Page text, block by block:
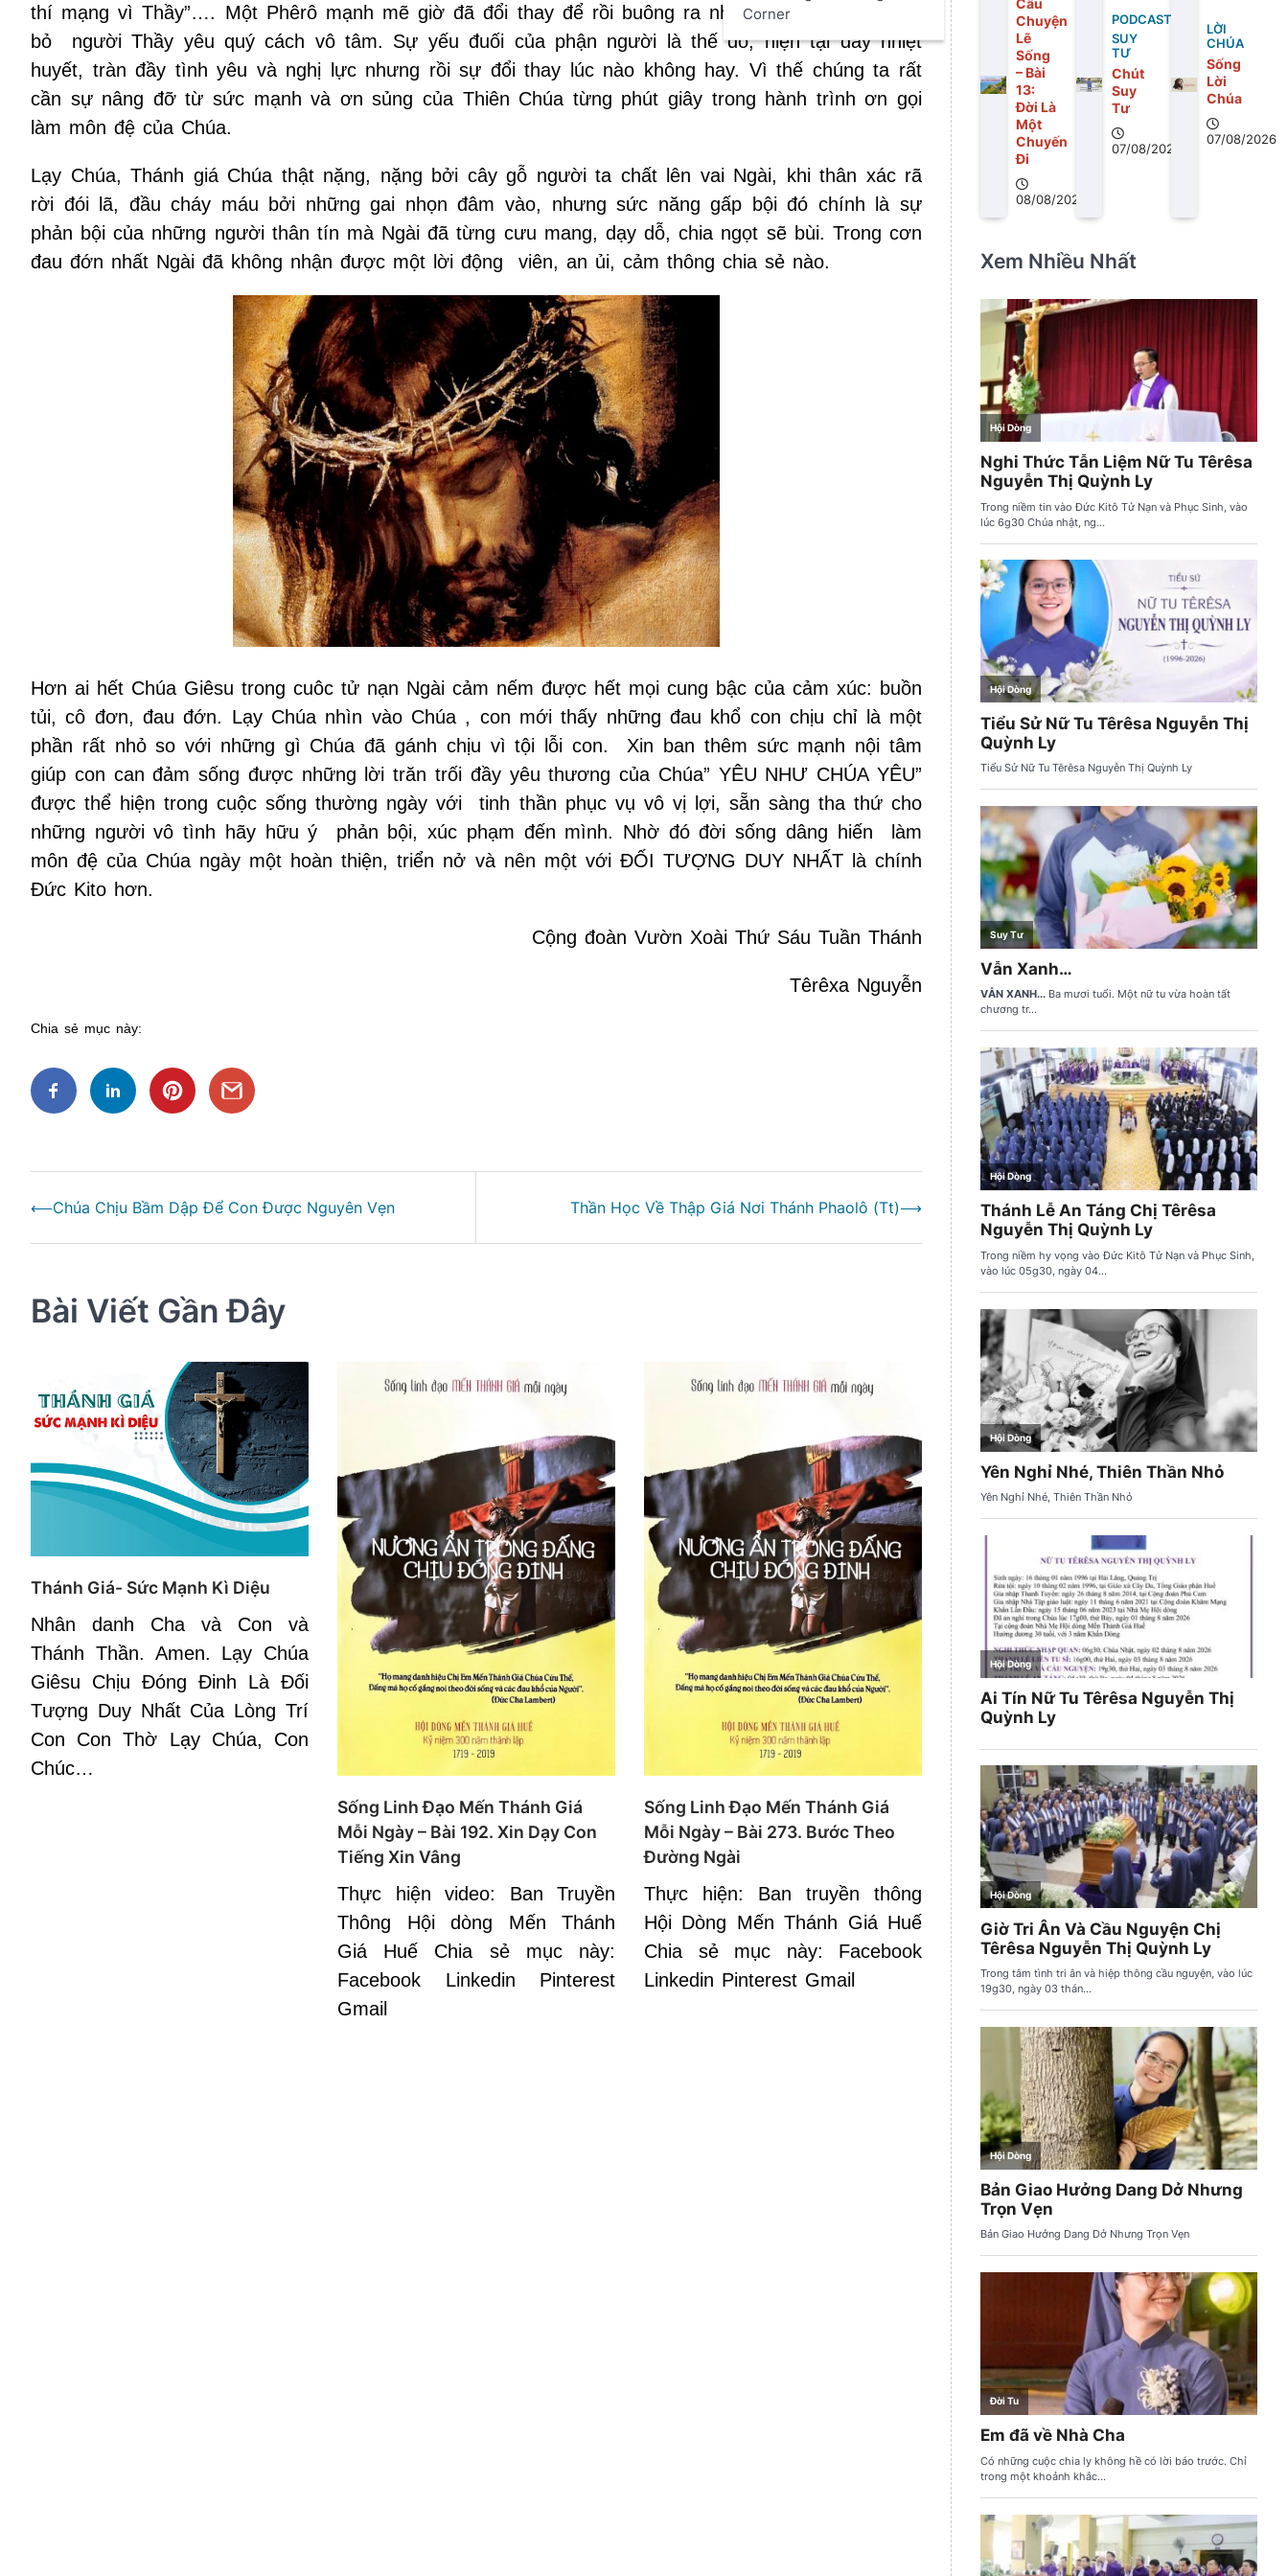
Corner
thí mạng vì Thầy”…. Một Phêrô mạnh mẽ giờ đã đổi thay để rồi buông ra những lời thề thốt chối
bỏ người Thầy yêu quý cách vô tâm. Sự yếu đuối của phận người là thế đó, hiện tại đầy nhiệt
huyết, tràn đầy tình yêu và nghị lực nhưng rồi sự đổi thay lúc nào không hay. Vì thế chúng ta rất
cần sự nâng đỡ từ sức mạnh và ơn sủng của Thiên Chúa từng phút giây trong hành trình ơn gọi
làm môn đệ của Chúa.
Lạy Chúa, Thánh giá Chúa thật nặng, nặng bởi cây gỗ người ta chất lên vai Ngài, khi thân xác rã
rời đói lã, đầu cháy máu bởi những gai nhọn đâm vào, nhưng sức năng gấp bội đó chính là sự
phản bội của những người thân tín mà Ngài đã từng cưu mang, dạy dỗ, chia ngọt sẽ bùi. Trong cơn
đau đớn nhất Ngài đã không nhận được một lời động viên, an ủi, cảm thông chia sẻ nào.
Hơn ai hết Chúa Giêsu trong cuôc tử nạn Ngài cảm nếm được hết mọi cung bậc của cảm xúc: buồn
tủi, cô đơn, đau đớn. Lạy Chúa nhìn vào Chúa , con mới thấy những đau khổ con chịu chỉ là một
phần rất nhỏ so với những gì Chúa đã gánh chịu vì tội lỗi con. Xin ban thêm sức mạnh nội tâm
giúp con can đảm sống được những lời trăn trối đầy yêu thương của Chúa” YÊU NHƯ CHÚA YÊU”
được thể hiện trong cuộc sống thường ngày với tinh thần phục vụ vô vị lợi, sẵn sàng tha thứ cho
những người vô tình hãy hữu ý phản bội, xúc phạm đến mình. Nhờ đó đời sống dâng hiến làm
môn đệ của Chúa ngày một hoàn thiện, triển nở và nên một với ĐỐI TƯỢNG DUY NHẤT là chính
Đức Kito hơn.
Cộng đoàn Vườn Xoài Thứ Sáu Tuần Thánh
Têrêxa Nguyễn
Chia sẻ mục này:
hướng
bài
⟵Chúa Chịu Bầm Dập Để Con Được Nguyên Vẹn Thần Học Về Thập Giá Nơi Thánh Phaolô (Tt)⟶
Bài Viết Gần Đây
Thánh Giá- Sức Mạnh Kì Diệu
Nhân danh Cha và Con và
Thánh Thần. Amen. Lạy Chúa
Giêsu Chịu Đóng Đinh Là Đối
Tượng Duy Nhất Của Lòng Trí
Con Con Thờ Lạy Chúa, Con
Chúc…
Sống Linh Đạo Mến Thánh Giá
Mỗi Ngày – Bài 192. Xin Dạy Con
Tiếng Xin Vâng
Thực hiện video: Ban Truyền
Thông Hội dòng Mến Thánh
Giá Huế Chia sẻ mục này:
Facebook Linkedin Pinterest
Gmail
Sống Linh Đạo Mến Thánh Giá
Mỗi Ngày – Bài 273. Bước Theo
Đường Ngài
Thực hiện: Ban truyền thông
Hội Dòng Mến Thánh Giá Huế
Chia sẻ mục này: Facebook
Linkedin Pinterest Gmail
Câu
Chuyện
Lẽ
Sống
– Bài
13:
Ðời Là
Một
Chuyến
Ði
08/08/2026
PODCAST
SUY
TƯ
Chút
Suy
Tư
07/08/2026
LỜI
CHÚA
Sống
Lời
Chúa
07/08/2026
Xem Nhiều Nhất